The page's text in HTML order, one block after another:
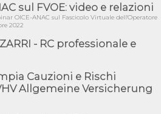
e PNRR è legge: approvata oggi la
DDL di riforma della responsabilità
la Relazione illustrativa al Bando tipo
Assemblea Pubblica Confindustria
sul FVOE: video e relazioni
OICE-ANAC sul Fascicolo Virtuale dell'Operatore
2022
- RC professionale e
Cauzioni e Rischi
Allgemeine Versicherung